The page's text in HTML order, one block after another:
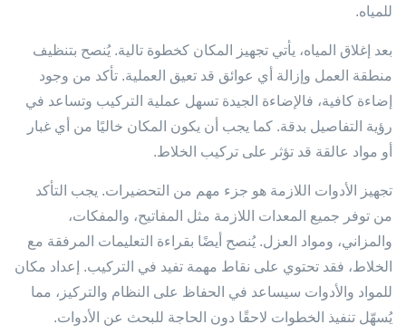
للمياه.
بعد إغلاق المياه، يأتي تجهيز المكان كخطوة تالية. يُنصح بتنظيف
منطقة العمل وإزالة أي عوائق قد تعيق العملية. تأكد من وجود
إضاءة كافية، فالإضاءة الجيدة تسهل عملية التركيب وتساعد في
رؤية التفاصيل بدقة. كما يجب أن يكون المكان خاليًا من أي غبار
أو مواد عالقة قد تؤثر على تركيب الخلاط.
تجهيز الأدوات اللازمة هو جزء مهم من التحضيرات. يجب التأكد
من توفر جميع المعدات اللازمة مثل المفاتيح، والمفكات،
والمزاني، ومواد العزل. يُنصح أيضًا بقراءة التعليمات المرفقة مع
الخلاط، فقد تحتوي على نقاط مهمة تفيد في التركيب. إعداد مكان
للمواد والأدوات سيساعد في الحفاظ على النظام والتركيز، مما
يُسهّل تنفيذ الخطوات لاحقًا دون الحاجة للبحث عن الأدوات.